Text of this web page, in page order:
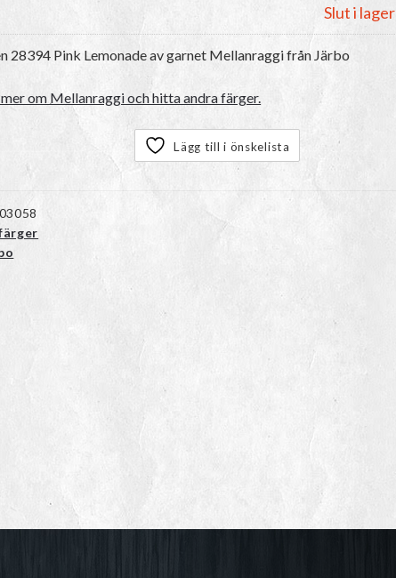
Slut i lager
28394 Pink Lemonade av garnet Mellanraggifrån Järbo
om Mellanraggi och hitta andra färger.
Lägg till i önskelista